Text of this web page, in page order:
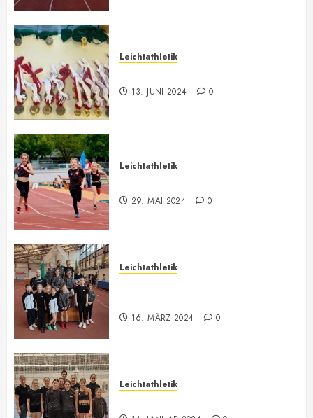
Leichtathletik
13. JUNI 2024 0
Leichtathletik
29. MAI 2024 0
Leichtathletik
16. MÄRZ 2024 0
Leichtathletik